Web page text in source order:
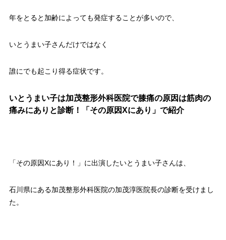
年をとると加齢によっても発症することが多いので、
いとうまい子さんだけではなく
誰にでも起こり得る症状です。
いとうまい子は加茂整形外科医院で膝痛の原因は筋肉の
痛みにありと診断！「その原因Xにあり」で紹介
「その原因Xにあり！」に出演したいとうまい子さんは、
石川県にある加茂整形外科医院の加茂淳医院長の診断を受けまし
た。